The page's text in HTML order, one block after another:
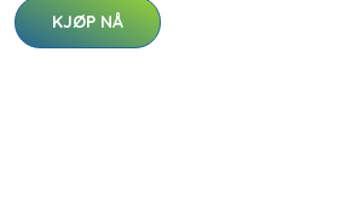
KJØP NÅ